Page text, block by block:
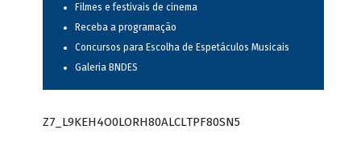
Filmes e festivais de cinema
Receba a programação
Concursos para Escolha de Espetáculos Musicais
Galeria BNDES
Z7_L9KEH4O0LORH80ALCLTPF80SN5